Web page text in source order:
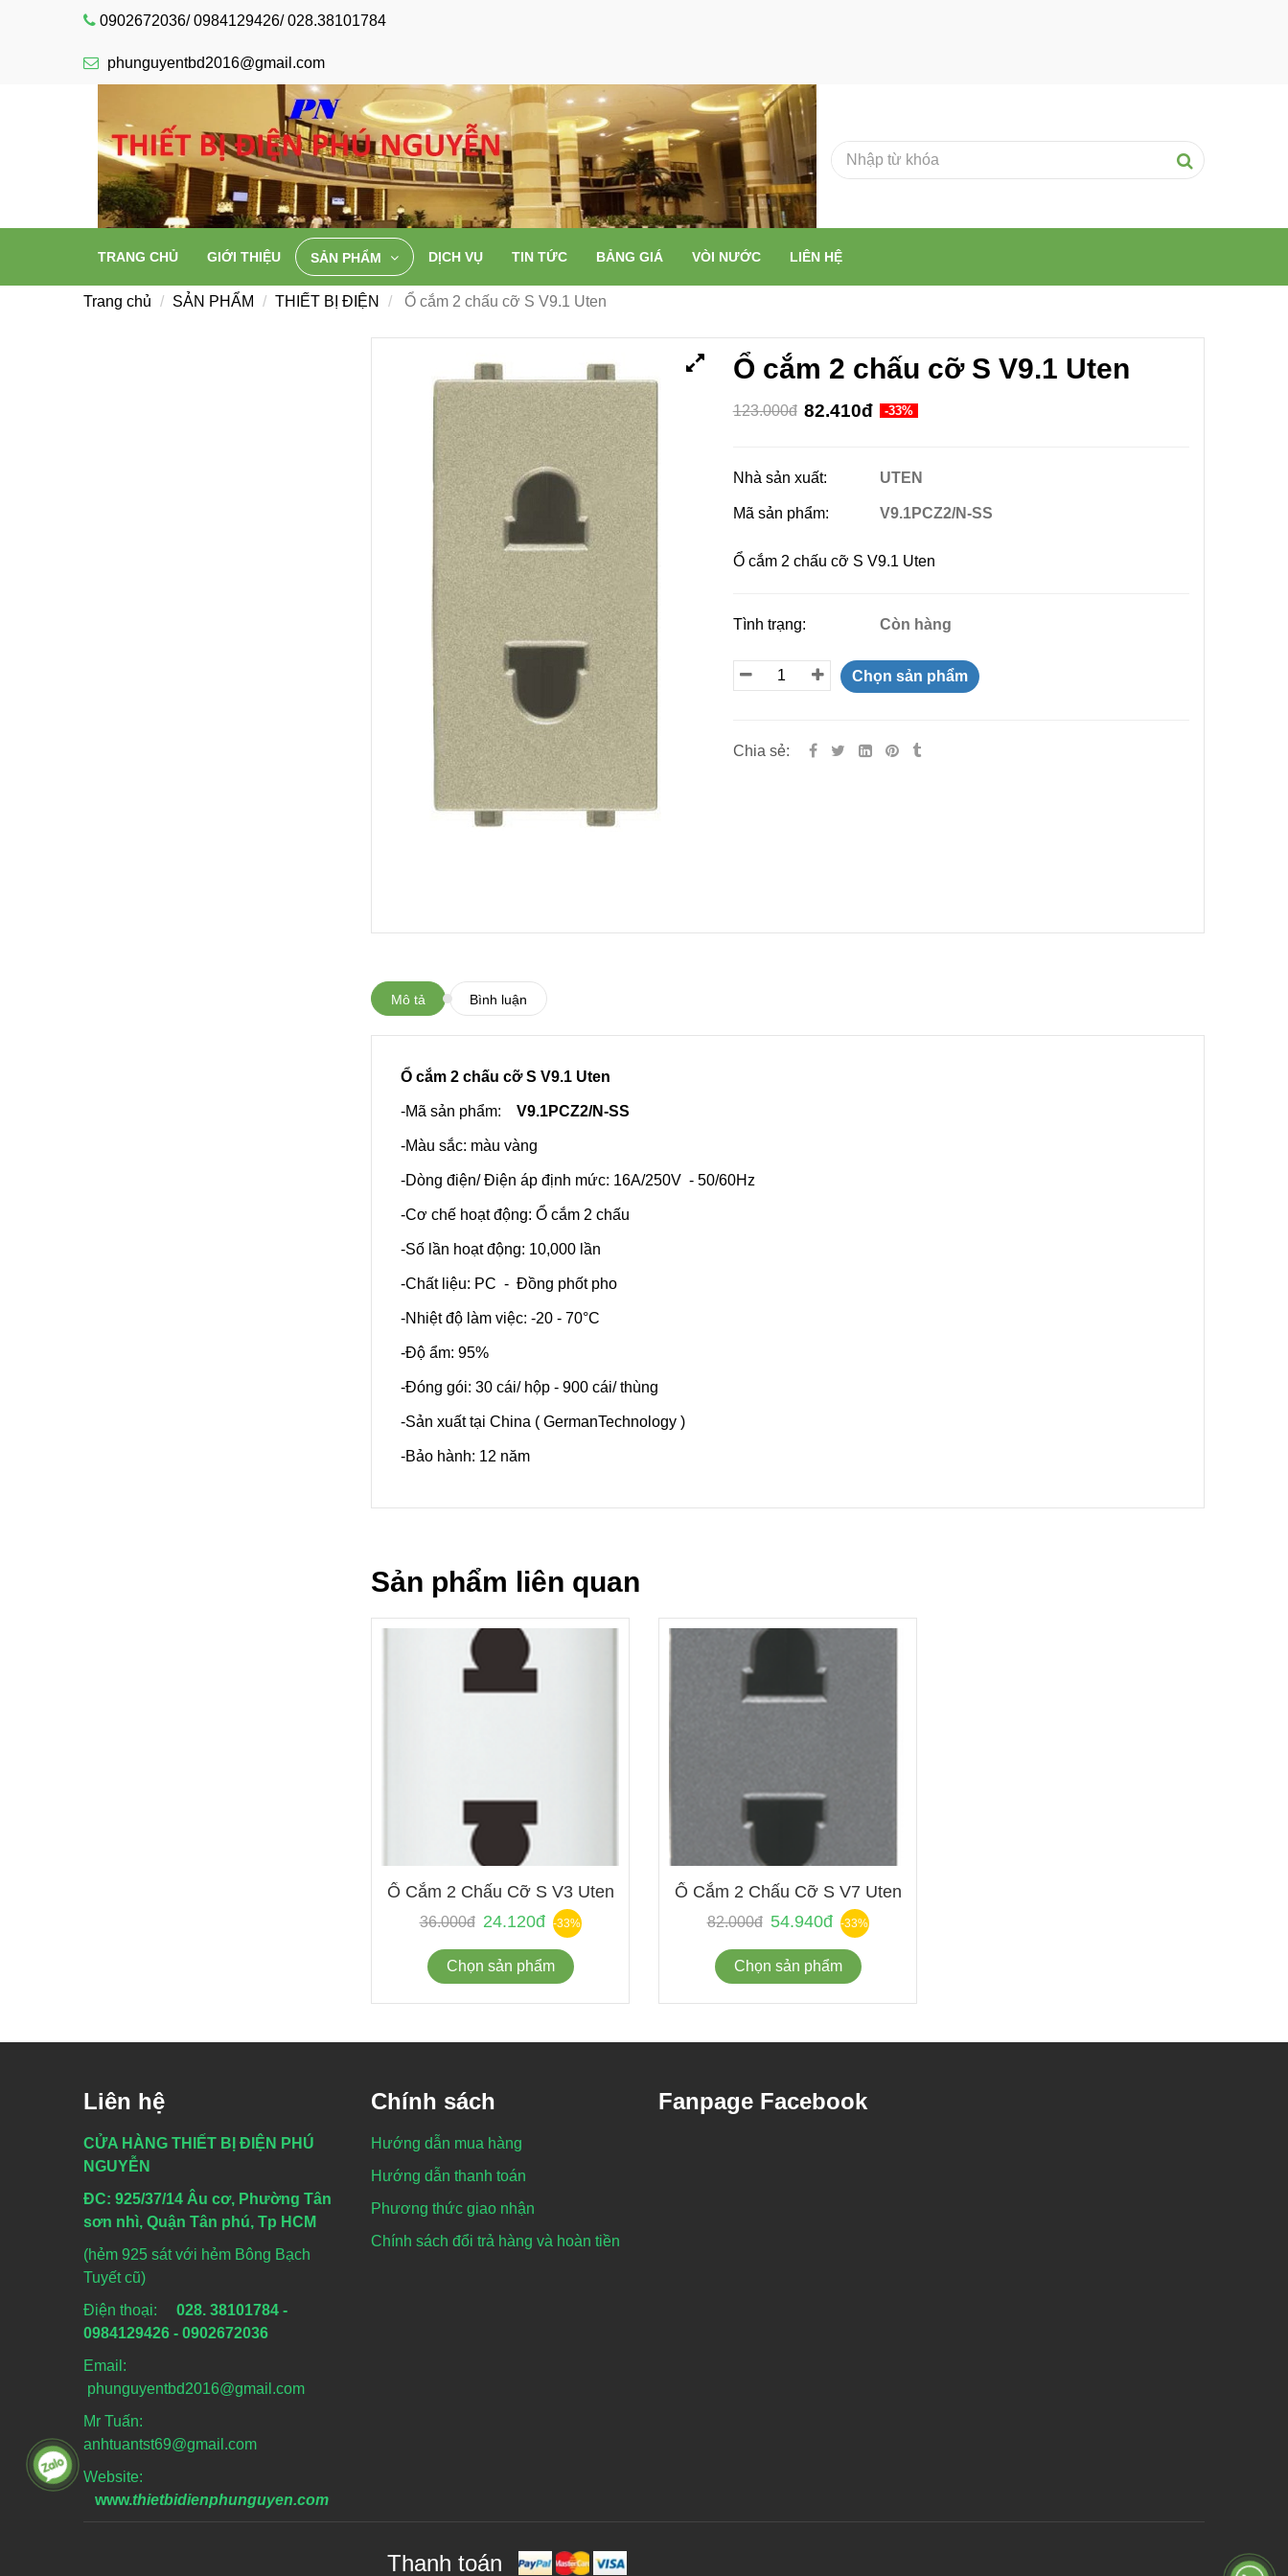
Ổ cắm 2 chấu cỡ S V9.1 Uten
123.000đ 82.410đ -33%
Nhà sản xuất: UTEN
Mã sản phẩm: V9.1PCZ2/N-SS
Ổ cắm 2 chấu cỡ S V9.1 Uten
Tình trạng: Còn hàng
Chọn sản phẩm
Chia sẻ:
Mô tả Bình luận
Ổ cắm 2 chấu cỡ S V9.1 Uten
-Mã sản phẩm: V9.1PCZ2/N-SS
-Màu sắc: màu vàng
-Dòng điện/ Điện áp định mức: 16A/250V - 50/60Hz
-Cơ chế hoạt động: Ổ cắm 2 chấu
-Số lần hoạt động: 10,000 lần
-Chất liệu: PC - Đồng phốt pho
-Nhiệt độ làm việc: -20 - 70°C
-Độ ẩm: 95%
-Đóng gói: 30 cái/ hộp - 900 cái/ thùng
-Sản xuất tại China ( GermanTechnology )
-Bảo hành: 12 năm
Sản phẩm liên quan
Ổ Cắm 2 Chấu Cỡ S V3 Uten
36.000đ 24.120đ -33%
Chọn sản phẩm
Ổ Cắm 2 Chấu Cỡ S V7 Uten
82.000đ 54.940đ -33%
Chọn sản phẩm
0902672036/ 0984129426/ 028.38101784
phunguyentbd2016@gmail.com
TRANG CHỦ GIỚI THIỆU SẢN PHẨM DỊCH VỤ TIN TỨC BẢNG GIÁ VÒI NƯỚC LIÊN HỆ
Trang chủ SẢN PHẨM THIẾT BỊ ĐIỆN Ổ cắm 2 chấu cỡ S V9.1 Uten
Liên hệ
CỬA HÀNG THIẾT BỊ ĐIỆN PHÚ
NGUYỄN
ĐC: 925/37/14 Âu cơ, Phường Tân
sơn nhì, Quận Tân phú, Tp HCM
(hẻm 925 sát với hẻm Bông Bạch
Tuyết cũ)
Điện thoại: 028. 38101784 -
0984129426 - 0902672036
Email:
phunguyentbd2016@gmail.com
Mr Tuấn:
anhtuantst69@gmail.com
Website:
www.thietbidienphunguyen.com
Chính sách
Hướng dẫn mua hàng
Hướng dẫn thanh toán
Phương thức giao nhận
Chính sách đổi trả hàng và hoàn tiền
Fanpage Facebook
Thanh toán